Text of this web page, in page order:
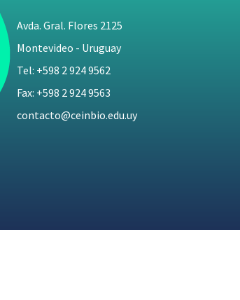
Avda. Gral. Flores 2125
Montevideo - Uruguay
Tel: +598 2 924 9562
Fax: +598 2 924 9563
contacto@ceinbio.edu.uy